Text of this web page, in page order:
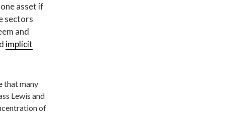
asset if
sectors
and
implicit
that many
Lewis and
of